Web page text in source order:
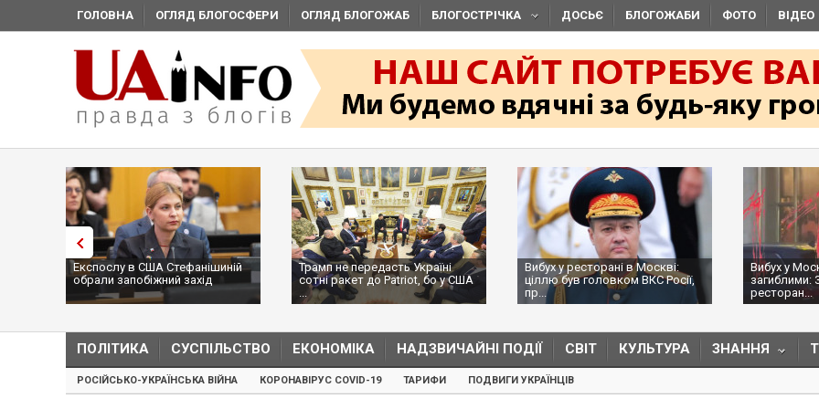
ГОЛОВНА ОГЛЯД БЛОГОСФЕРИ ОГЛЯД БЛОГОЖАБ БЛОГОСТРІЧКА ДОСЬЄ БЛОГОЖАБИ ФОТО ВІДЕО
Експослу в США Стефанішиній
обрали запобіжний захід
Трамп не передасть Україні
сотні ракет до Patriot, бо у США
...
Вибух у ресторані в Москві:
ціллю був головком ВКС Росії,
пр...
Вибух у
загиблими:
ресторан...
ПОЛІТИКА СУСПІЛЬСТВО ЕКОНОМІКА НАДЗВИЧАЙНІ ПОДІЇ СВІТ КУЛЬТУРА ЗНАННЯ
РОСІЙСЬКО-УКРАЇНСЬКА ВІЙНА КОРОНАВІРУС COVID-19 ТАРИФИ ПОДВИГИ УКРАЇНЦІВ